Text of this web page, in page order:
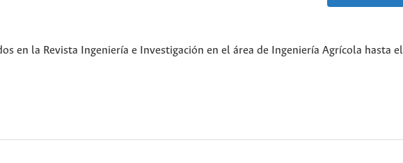
en la Revista Ingeniería e Investigación en el área de Ingeniería Agrícola hasta el